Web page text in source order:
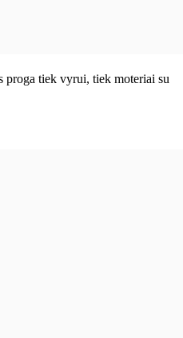
tiek vyrui, tiek moteriai su